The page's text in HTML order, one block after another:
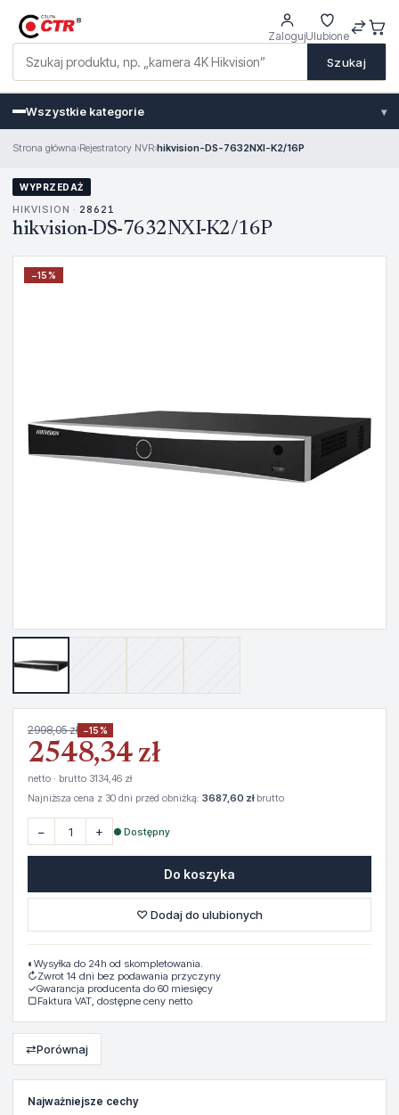
Szukaj
ZalogujUlubione
Wszystkie kategorie ▾
Strona główna›Rejestratory NVR›hikvision-DS-7632NXI-K2/16P
WYPRZEDAŻ
HIKVISION · 28621
hikvision-DS-7632NXI-K2/16P
−15%
Najważniejsze cechy
2998,05 zł −15%
2548,34 zł
netto · brutto 3134,46 zł
Najniższa cena z 30 dni przed obniżką: 3687,60 złbrutto
− + ● Dostępny
Do koszyka
♡ Dodaj do ulubionych
◐ Wysyłka do 24h od skompletowania.
↻Zwrot 14 dni bez podawania przyczyny
✓Gwarancja producenta do 60 miesięcy
▢Faktura VAT, dostępne ceny netto
⇄Porównaj